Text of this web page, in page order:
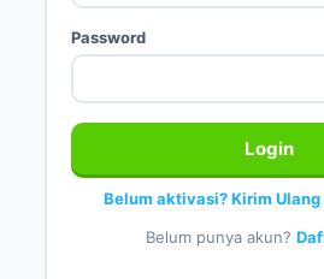
Password
Login
Belum aktivasi? Kirim
Belum punya akun?